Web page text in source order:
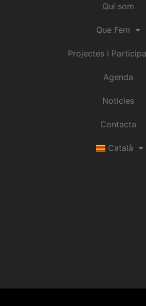
Qui som
Que Fem
Projectes i
Agenda
Noticies
Contacta
Català